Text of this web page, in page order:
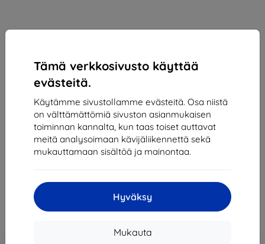
Tämä verkkosivusto käyttää
evästeitä.
Käytämme sivustollamme evästeitä. Osa niistä
on välttämättömiä sivuston asianmukaisen
toiminnan kannalta, kun taas toiset auttavat
meitä analysoimaan kävijäliikennettä sekä
mukauttamaan sisältöä ja mainontaa.
Hyväksy
Mukauta
3mk Silky Matt Pro Protective film for Motorola
Moto G35 5G
Motorola Moto G35
13,42 €
Hinta ilman ALV:tä
Alennus kupongilla